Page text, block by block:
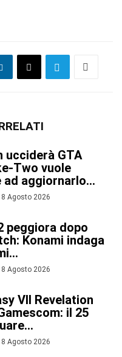
ucciderà GTA
Two vuole
ad aggiornarlo...
8 Agosto 2026
peggiora dopo
Konami indaga
8 Agosto 2026
VII Revelation
il 25
8 Agosto 2026